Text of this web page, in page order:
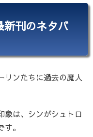
新刊のネタバ
リンたちに過去の魔人
象は、シンがシュトロ
。